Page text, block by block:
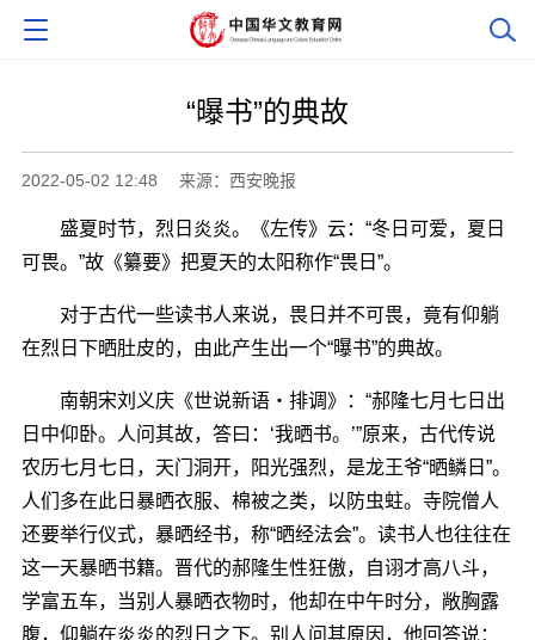
“曝书”的典故
2022-05-02 12:48 来源：西安晚报
盛夏时节，烈日炎炎。《左传》云：“冬日可爱，夏日
可畏。”故《纂要》把夏天的太阳称作“畏日”。
对于古代一些读书人来说，畏日并不可畏，竟有仰躺
在烈日下晒肚皮的，由此产生出一个“曝书”的典故。
南朝宋刘义庆《世说新语・排调》：“郝隆七月七日出
日中仰卧。人问其故，答曰：‘我晒书。’”原来，古代传说
农历七月七日，天门洞开，阳光强烈，是龙王爷“晒鳞日”。
人们多在此日暴晒衣服、棉被之类，以防虫蛀。寺院僧人
还要举行仪式，暴晒经书，称“晒经法会”。读书人也往往在
这一天暴晒书籍。晋代的郝隆生性狂傲，自诩才高八斗，
学富五车，当别人暴晒衣物时，他却在中午时分，敞胸露
腹，仰躺在炎炎的烈日之下。别人问其原因，他回答说：